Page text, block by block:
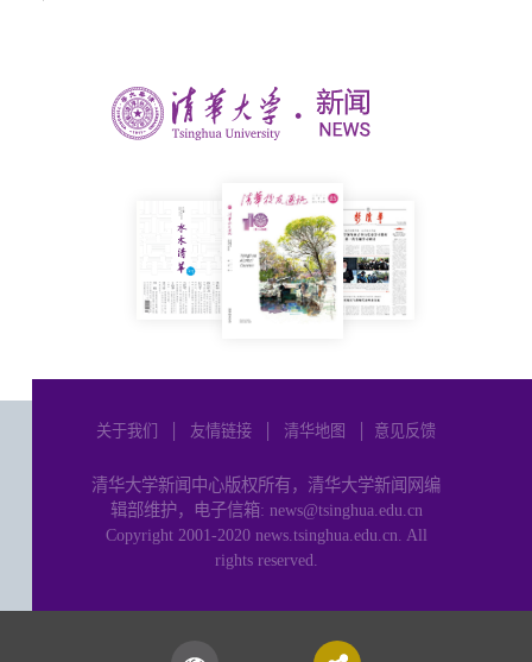
关于我们 友情链接 清华地图 意见反馈
清华大学新闻中心版权所有，清华大学新闻网编
辑部维护，电子信箱: news@tsinghua.edu.cn
Copyright 2001-2020 news.tsinghua.edu.cn. All
rights reserved.